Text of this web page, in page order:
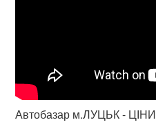
Автобазар м.ЛУЦЬК -